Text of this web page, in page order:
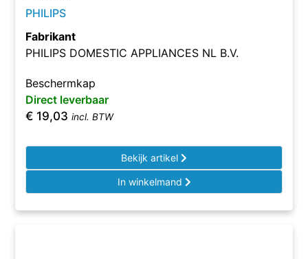
PHILIPS
Fabrikant
PHILIPS DOMESTIC APPLIANCES NL B.V.
Beschermkap
Direct leverbaar
€ 19,03 incl. BTW
Bekijk artikel
In winkelmand